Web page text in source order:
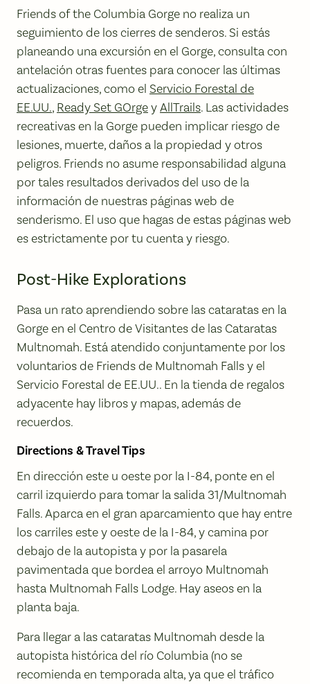
Friends of the Columbia Gorge no realiza un
seguimiento de los cierres de senderos. Si estás
planeando una excursión en el Gorge, consulta con
antelación otras fuentes para conocer las últimas
actualizaciones, como el Servicio Forestal de
EE.UU., Ready Set GOrgeyAllTrails. Las actividades
recreativas en la Gorge pueden implicar riesgo de
lesiones, muerte, daños a la propiedad y otros
peligros. Friends no asume responsabilidad alguna
por tales resultados derivados del uso de la
información de nuestras páginas web de
senderismo. El uso que hagas de estas páginas web
es estrictamente por tu cuenta y riesgo.
Post-Hike Explorations
Pasa un rato aprendiendo sobre las cataratas en la
Gorge en el Centro de Visitantes de las Cataratas
Multnomah. Está atendido conjuntamente por los
voluntarios de Friends de Multnomah Falls y el
Servicio Forestal de EE.UU.. En la tienda de regalos
adyacente hay libros y mapas, además de
recuerdos.
Directions & Travel Tips
En dirección este u oeste por la I-84, ponte en el
carril izquierdo para tomar la salida 31/Multnomah
Falls. Aparca en el gran aparcamiento que hay entre
los carriles este y oeste de la I-84, y camina por
debajo de la autopista y por la pasarela
pavimentada que bordea el arroyo Multnomah
hasta Multnomah Falls Lodge. Hay aseos en la
planta baja.
Para llegar a las cataratas Multnomah desde la
autopista histórica del río Columbia (no se
recomienda en temporada alta, ya que el tráfico